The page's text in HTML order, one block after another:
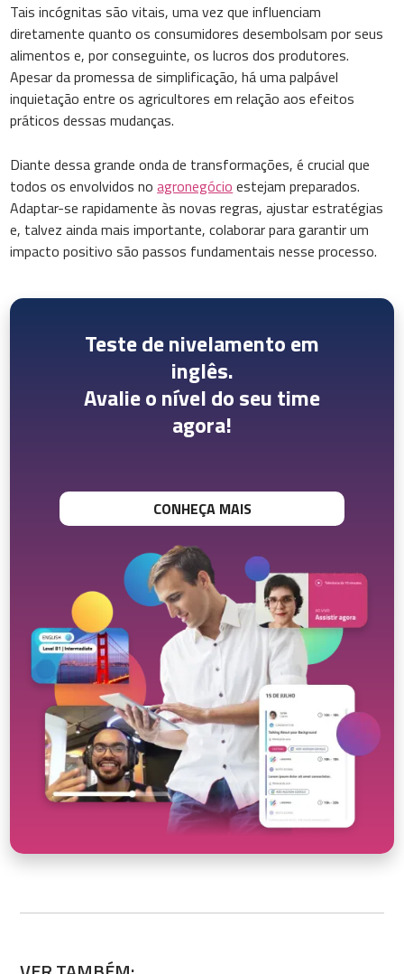
Tais incógnitas são vitais, uma vez que influenciam
diretamente quanto os consumidores desembolsam por seus
alimentos e, por conseguinte, os lucros dos produtores.
Apesar da promessa de simplificação, há uma palpável
inquietação entre os agricultores em relação aos efeitos
práticos dessas mudanças.
Diante dessa grande onda de transformações, é crucial que
todos os envolvidos noagronegócio estejam preparados.
Adaptar-se rapidamente às novas regras, ajustar estratégias
e, talvez ainda mais importante, colaborar para garantir um
impacto positivo são passos fundamentais nesse processo.
Teste de nivelamento em
inglês.
Avalie o nível do seu time
agora!
CONHEÇA MAIS